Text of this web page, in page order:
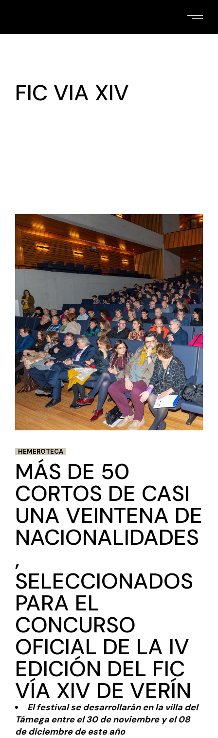
FIC VIA XIV
HEMEROTECA
MÁS DE 50
CORTOS DE CASI
UNA VEINTENA DE
NACIONALIDADES
,
SELECCIONADOS
PARA EL
CONCURSO
OFICIAL DE LA IV
EDICIÓN DEL FIC
VÍA XIV DE VERÍN
El festival se desarrollarán en la villa del
Támega entre el 30 de noviembre y el 08
de diciembre de este año